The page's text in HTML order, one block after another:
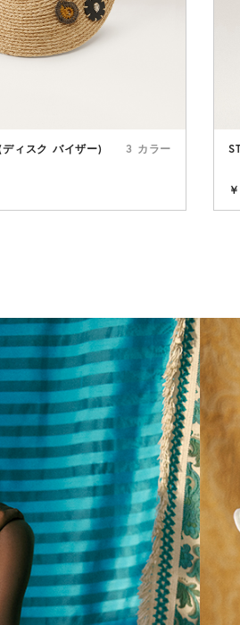
ィスク バイザー) 3 カラー